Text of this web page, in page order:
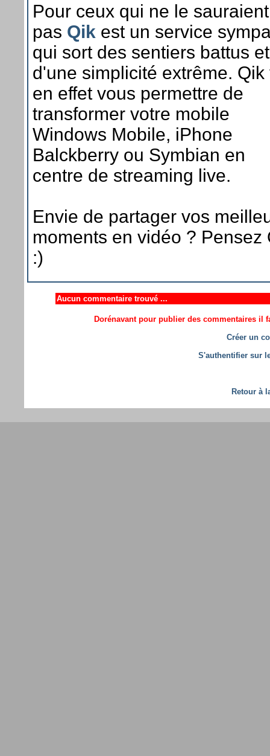
Pour ceux qui ne le sauraient
pas Qik est un service
qui sort des sentiers battus et
d'une simplicité extrême. Qik
en effet vous permettre de
transformer votre mobile
Windows Mobile, iPhone
Balckberry ou Symbian en
centre de streaming live.
Envie de partager vos
moments en vidéo ? Pensez
:)
Aucun commentaire trouvé ...
Dorénavant pour publier des commentaires il
Créer un
S'authentifier sur
Retour à